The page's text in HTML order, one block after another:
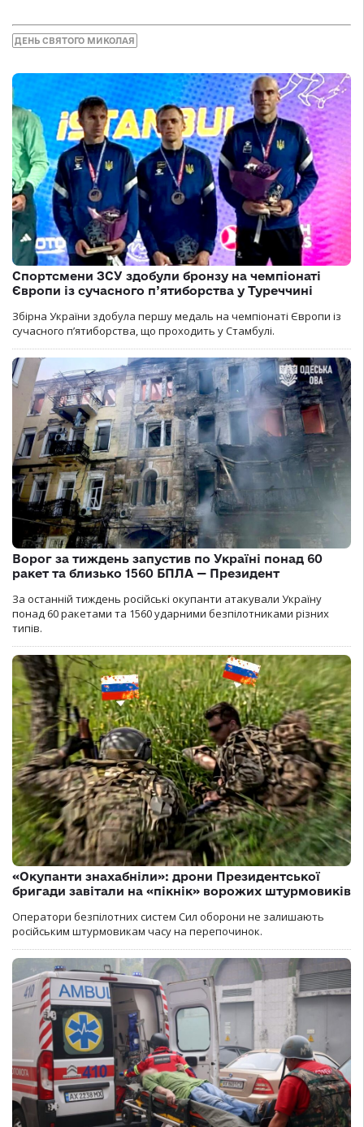
ДЕНЬ СВЯТОГО МИКОЛАЯ
Спортсмени ЗСУ здобули бронзу на чемпіонаті
Європи із сучасного п’ятиборства у Туреччині
Збірна України здобула першу медаль на чемпіонаті Європи із
сучасного п’ятиборства, що проходить у Стамбулі.
Ворог за тиждень запустив по Україні понад 60
ракет та близько 1560 БПЛА — Президент
За останній тиждень російські окупанти атакували Україну
понад 60 ракетами та 1560 ударними безпілотниками різних
типів.
«Окупанти знахабніли»: дрони Президентської
бригади завітали на «пікнік» ворожих штурмовиків
Оператори безпілотних систем Сил оборони не залишають
російським штурмовикам часу на перепочинок.